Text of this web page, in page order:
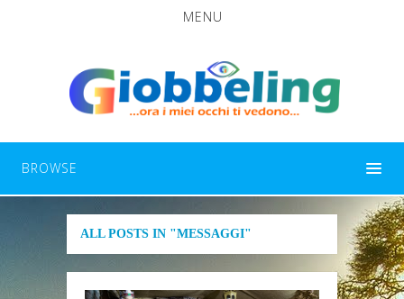
MENU
BROWSE
ALL POSTS IN "MESSAGGI"